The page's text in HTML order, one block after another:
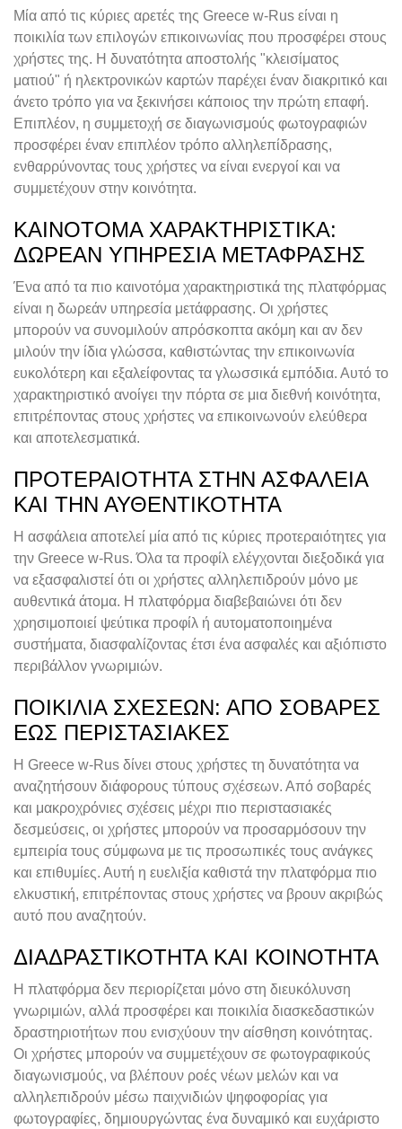
Μία από τις κύριες αρετές της Greece w-Rus είναι η
ποικιλία των επιλογών επικοινωνίας που προσφέρει στους
χρήστες της. Η δυνατότητα αποστολής "κλεισίματος
ματιού" ή ηλεκτρονικών καρτών παρέχει έναν διακριτικό και
άνετο τρόπο για να ξεκινήσει κάποιος την πρώτη επαφή.
Επιπλέον, η συμμετοχή σε διαγωνισμούς φωτογραφιών
προσφέρει έναν επιπλέον τρόπο αλληλεπίδρασης,
ενθαρρύνοντας τους χρήστες να είναι ενεργοί και να
συμμετέχουν στην κοινότητα.
ΚΑΙΝΟΤΌΜΑ ΧΑΡΑΚΤΗΡΙΣΤΙΚΆ:
ΔΩΡΕΆΝ ΥΠΗΡΕΣΊΑ ΜΕΤΆΦΡΑΣΗΣ
Ένα από τα πιο καινοτόμα χαρακτηριστικά της πλατφόρμας
είναι η δωρεάν υπηρεσία μετάφρασης. Οι χρήστες
μπορούν να συνομιλούν απρόσκοπτα ακόμη και αν δεν
μιλούν την ίδια γλώσσα, καθιστώντας την επικοινωνία
ευκολότερη και εξαλείφοντας τα γλωσσικά εμπόδια. Αυτό το
χαρακτηριστικό ανοίγει την πόρτα σε μια διεθνή κοινότητα,
επιτρέποντας στους χρήστες να επικοινωνούν ελεύθερα
και αποτελεσματικά.
ΠΡΟΤΕΡΑΙΌΤΗΤΑ ΣΤΗΝ ΑΣΦΆΛΕΙΑ
ΚΑΙ ΤΗΝ ΑΥΘΕΝΤΙΚΌΤΗΤΑ
Η ασφάλεια αποτελεί μία από τις κύριες προτεραιότητες για
την Greece w-Rus. Όλα τα προφίλ ελέγχονται διεξοδικά για
να εξασφαλιστεί ότι οι χρήστες αλληλεπιδρούν μόνο με
αυθεντικά άτομα. Η πλατφόρμα διαβεβαιώνει ότι δεν
χρησιμοποιεί ψεύτικα προφίλ ή αυτοματοποιημένα
συστήματα, διασφαλίζοντας έτσι ένα ασφαλές και αξιόπιστο
περιβάλλον γνωριμιών.
ΠΟΙΚΙΛΊΑ ΣΧΈΣΕΩΝ: ΑΠΌ ΣΟΒΑΡΈΣ
ΈΩΣ ΠΕΡΙΣΤΑΣΙΑΚΈΣ
Η Greece w-Rus δίνει στους χρήστες τη δυνατότητα να
αναζητήσουν διάφορους τύπους σχέσεων. Από σοβαρές
και μακροχρόνιες σχέσεις μέχρι πιο περιστασιακές
δεσμεύσεις, οι χρήστες μπορούν να προσαρμόσουν την
εμπειρία τους σύμφωνα με τις προσωπικές τους ανάγκες
και επιθυμίες. Αυτή η ευελιξία καθιστά την πλατφόρμα πιο
ελκυστική, επιτρέποντας στους χρήστες να βρουν ακριβώς
αυτό που αναζητούν.
ΔΙΑΔΡΑΣΤΙΚΌΤΗΤΑ ΚΑΙ ΚΟΙΝΌΤΗΤΑ
Η πλατφόρμα δεν περιορίζεται μόνο στη διευκόλυνση
γνωριμιών, αλλά προσφέρει και ποικιλία διασκεδαστικών
δραστηριοτήτων που ενισχύουν την αίσθηση κοινότητας.
Οι χρήστες μπορούν να συμμετέχουν σε φωτογραφικούς
διαγωνισμούς, να βλέπουν ροές νέων μελών και να
αλληλεπιδρούν μέσω παιχνιδιών ψηφοφορίας για
φωτογραφίες, δημιουργώντας ένα δυναμικό και ευχάριστο